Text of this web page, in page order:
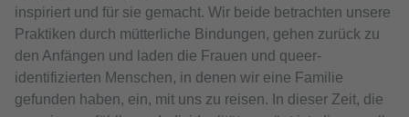
inspiriert und für sie gemacht. Wir beide betrachten unsere
Praktiken durch mütterliche Bindungen, gehen zurück zu
den Anfängen und laden die Frauen und queer-
identifizierten Menschen, in denen wir eine Familie
gefunden haben, ein, mit uns zu reisen. In dieser Zeit, die